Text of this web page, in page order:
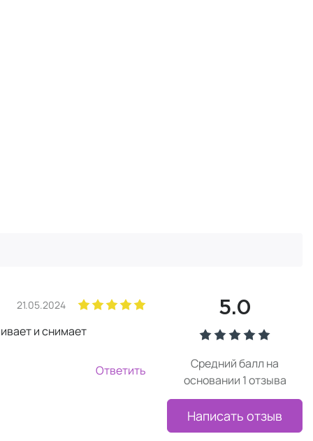
5.0
Средний балл на
основании 1 отзыва
Написать отзыв
21.05.2024
и снимает
Ответить